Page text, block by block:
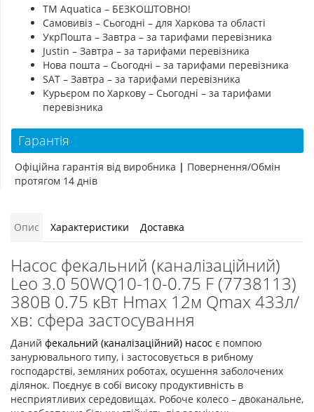
ТМ Aquatica – БЕЗКОШТОВНО!
Самовивіз – Сьогодні – для Харкова та області
УкрПошта – Завтра – за тарифами перевізника
Justin – Завтра – за тарифами перевізника
Нова пошта – Сьогодні – за тарифами перевізника
SAT – Завтра – за тарифами перевізника
Курьєром по Харкову – Сьогодні – за тарифами
перевізника
Гарантія
Офіційна гарантія від виробника | Повернення/Обмін
протягом 14 днів
Опис Характеристики Доставка
Насос фекальний (каналізаційний)
Leo 3.0 50WQ10-10-0.75 F (7738113)
380В 0.75 кВт Hmax 12м Qmax 433л/
хв: сфера застосування
Даний фекальний (каналізаційний) насос є помпою
занурювального типу, і застосовується в рибному
господарстві, земляних роботах, осушення заболочених
ділянок. Поєднує в собі високу продуктивність в
несприятливих середовищах. Робоче колесо – двоканальне,